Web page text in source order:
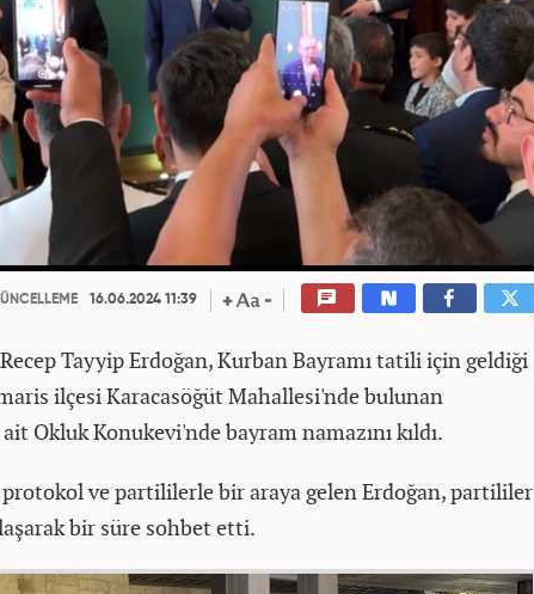
16.06.2024 11:39
Tayyip Erdoğan, Kurban Bayramı tatili için geldiği
ilçesi Karacasöğüt Mahallesi'nde bulunan
Okluk Konukevi'nde bayram namazını kıldı.
protokol ve partililerle bir araya gelen Erdoğan, partililer
bir süre sohbet etti.